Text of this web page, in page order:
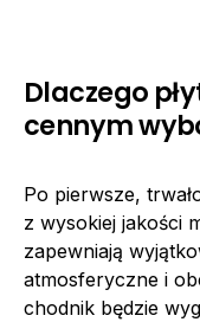
Dlaczego
cennym
Po pierwsze,
z wysokiej jakości
zapewniają
atmosferyczne i
chodnik będzie